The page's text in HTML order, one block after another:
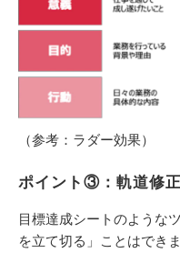
（参考：ラダー効果）
ポイント③：軌道修
目標達成シートのような
を立て切る」ことはでき